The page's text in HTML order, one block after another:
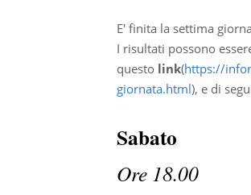
E' finita la settima
I risultati possono
questo link(https://
giornata.html), e di
Sabato
Ore 18.00